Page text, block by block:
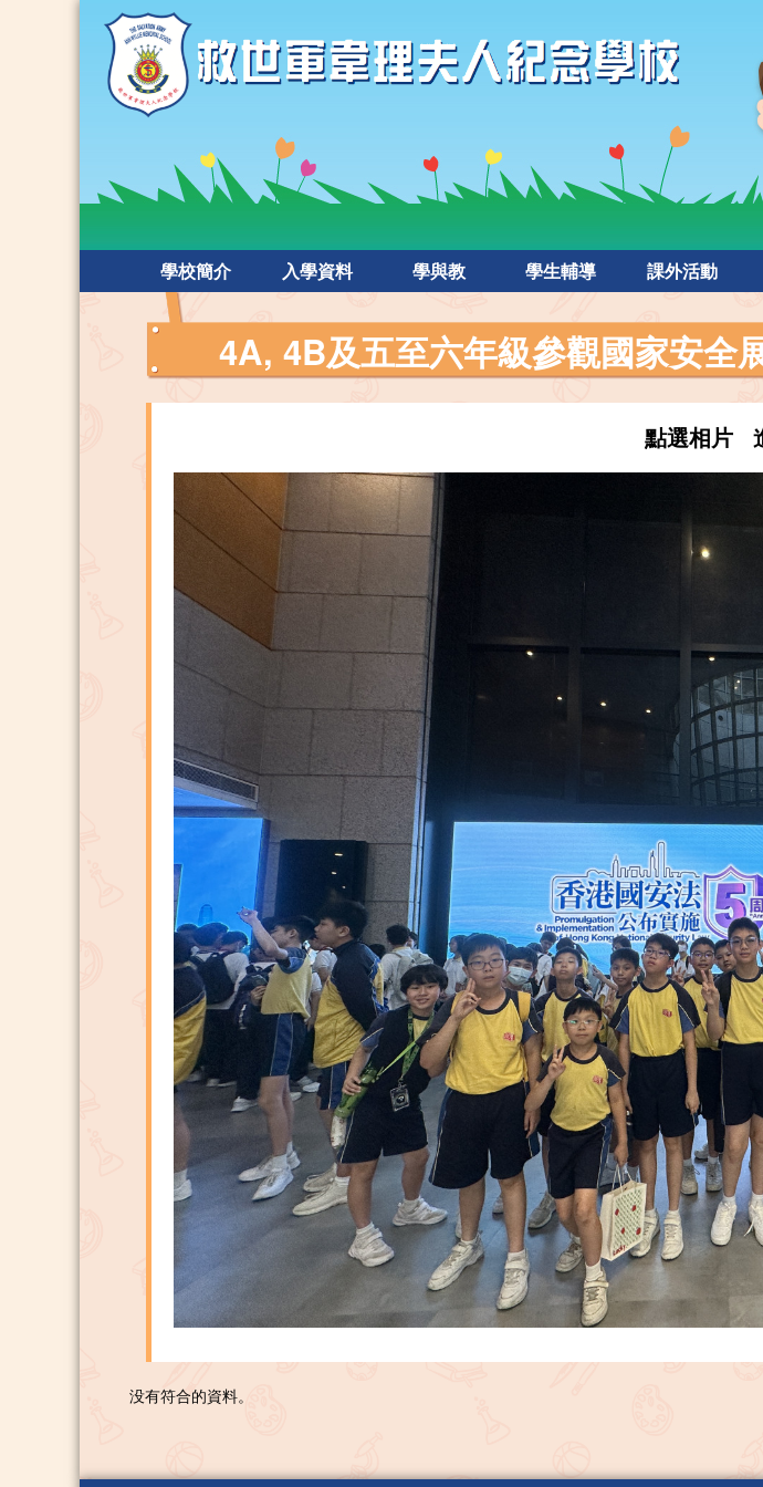
學校簡介 入學資料 學與教 學生輔導 課外活動
4A, 4B及五至六年級參觀國家安全
點選相片
没有符合的資料。